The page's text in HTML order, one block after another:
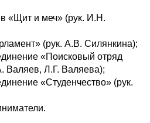
«Щит и меч» (рук. И.Н.
(рук. А.В. Силянкина);
«Поисковый отряд
Валяев, Л.Г. Валяева);
«Студенчество» (рук.